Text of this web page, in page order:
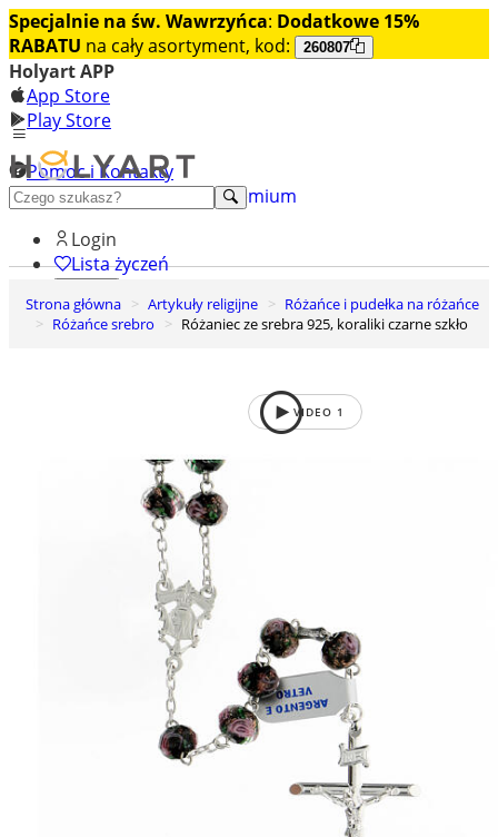
Specjalnie na św. Wawrzyńca: Dodatkowe 15%
RABATU na cały asortyment, kod: 260807
Holyart APP
App Store
Play Store
Pomoc i Kontakty
+48 222 922 860
Odkryj premium
Login
Lista życzeń
0
Koszyk
Strona główna Artykuły religijne
Różańce i pudełka na różańce
Różańce srebro
Różaniec ze srebra 925, koraliki czarne szkło
VIDEO 1